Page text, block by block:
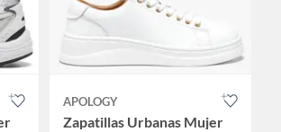
APOLOGY
Zapatillas Urbanas Mujer